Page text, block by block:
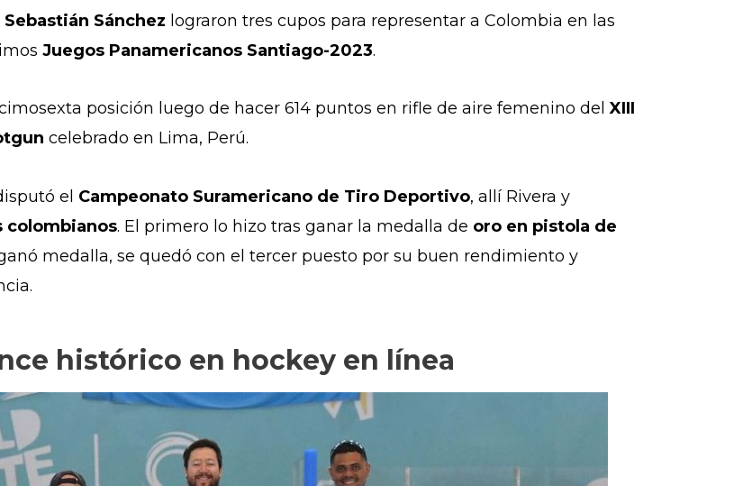
Sánchez lograron tres cupos para representar a Colombia en las
Juegos Panamericanos Santiago-2023.
posición luego de hacer 614 puntos en rifle de aire femenino delXIII
celebrado en Lima, Perú.
el Campeonato Suramericano de Tiro Deportivo, allí Rivera y
colombianos. El primero lo hizo tras ganar la medalla de oro en pistola de
medalla, se quedó con el tercer puesto por su buen rendimiento y
histórico en hockey en línea